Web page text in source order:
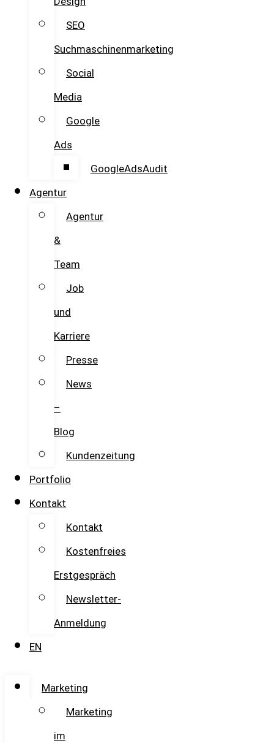
SEO
Suchmaschinenmarketing
Social
Media
Google
Ads
GoogleAdsAudit
Agentur
Agentur
&
Team
Job
und
Karriere
Presse
News
–
Blog
Kundenzeitung
Portfolio
Kontakt
Kontakt
Kostenfreies
Erstgespräch
Newsletter-
Anmeldung
EN
Marketing
Marketing
im